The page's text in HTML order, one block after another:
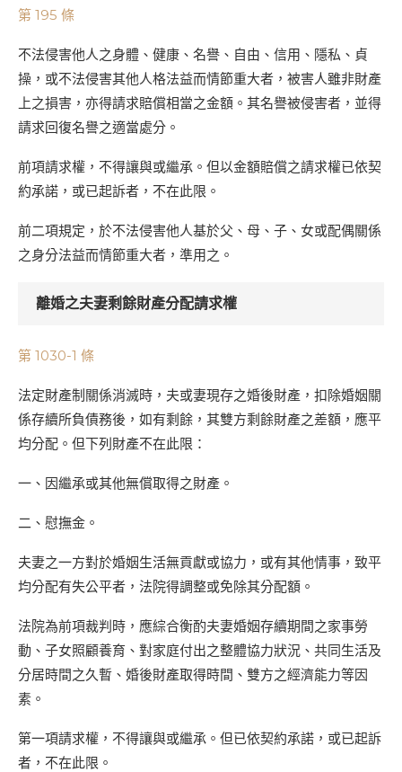
第 195 條
不法侵害他人之身體、健康、名譽、自由、信用、隱私、貞
操，或不法侵害其他人格法益而情節重大者，被害人雖非財產
上之損害，亦得請求賠償相當之金額。其名譽被侵害者，並得
請求回復名譽之適當處分。
前項請求權，不得讓與或繼承。但以金額賠償之請求權已依契
約承諾，或已起訴者，不在此限。
前二項規定，於不法侵害他人基於父、母、子、女或配偶關係
之身分法益而情節重大者，準用之。
離婚之夫妻剩餘財產分配請求權
第 1030-1 條
法定財產制關係消滅時，夫或妻現存之婚後財產，扣除婚姻關
係存續所負債務後，如有剩餘，其雙方剩餘財產之差額，應平
均分配。但下列財產不在此限：
一、因繼承或其他無償取得之財產。
二、慰撫金。
夫妻之一方對於婚姻生活無貢獻或協力，或有其他情事，致平
均分配有失公平者，法院得調整或免除其分配額。
法院為前項裁判時，應綜合衡酌夫妻婚姻存續期間之家事勞
動、子女照顧養育、對家庭付出之整體協力狀況、共同生活及
分居時間之久暫、婚後財產取得時間、雙方之經濟能力等因
素。
第一項請求權，不得讓與或繼承。但已依契約承諾，或已起訴
者，不在此限。